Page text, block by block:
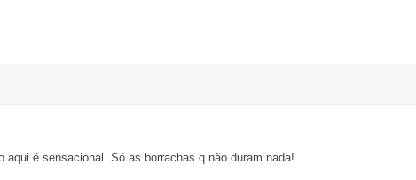
é sensacional. Só as borrachas q não duram nada!